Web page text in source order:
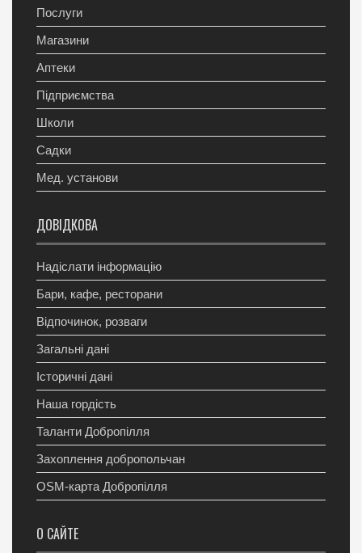
Послуги
Магазини
Аптеки
Підприємства
Школи
Садки
Мед. установи
ДОВІДКОВА
Надіслати інформацію
Бари, кафе, ресторани
Відпочинок, розваги
Загальні дані
Історичні дані
Наша гордість
Таланти Добропілля
Захоплення добропольчан
OSM-карта Добропілля
О САЙТЕ